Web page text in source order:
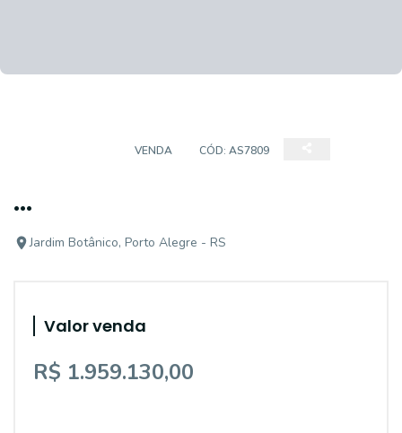
VENDA CÓD: AS7809
...
Jardim Botânico, Porto Alegre - RS
Valor venda
R$ 1.959.130,00